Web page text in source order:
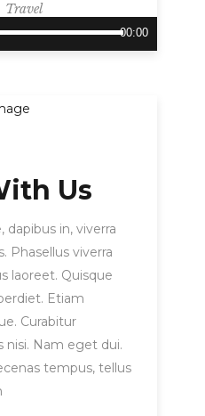
00:00
Travel
Us
in, viverra
Phasellus viverra
laoreet. Quisque
Etiam
Curabitur
nisi. Nam eget dui.
tempus, tellus